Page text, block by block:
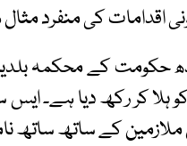
اقدامات کی منفرد
حکومت کے محکمہ
ہلا کر رکھ دیا ہے۔
ملازمین کے ساتھ ساتھ